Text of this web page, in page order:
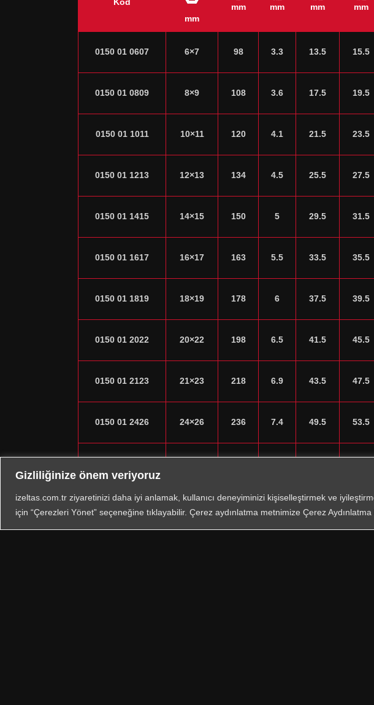
Gizliliğinize önem veriyoruz
izeltas.com.tr ziyaretinizi daha iyi anlamak, kullanıcı deneyiminizi kişiselleştirmek ve
için “Çerezleri Yönet” seçeneğine tıklayabilir. Çerez aydınlatma metnimize Çerez
Kod
mm
mm
mm
mm
mm
0150 01 0607 6×7 98 3.3 13.5 15.5
0150 01 0809 8×9 108 3.6 17.5 19.5
0150 01 1011 10×11 120 4.1 21.5 23.5
0150 01 1213 12×13 134 4.5 25.5 27.5
0150 01 1415 14×15 150 5 29.5 31.5
0150 01 1617 16×17 163 5.5 33.5 35.5
0150 01 1819 18×19 178 6 37.5 39.5
0150 01 2022 20×22 198 6.5 41.5 45.5
0150 01 2123 21×23 218 6.9 43.5 47.5
0150 01 2426 24×26 236 7.4 49.5 53.5
0150 01 2732 265 8.3 65.5